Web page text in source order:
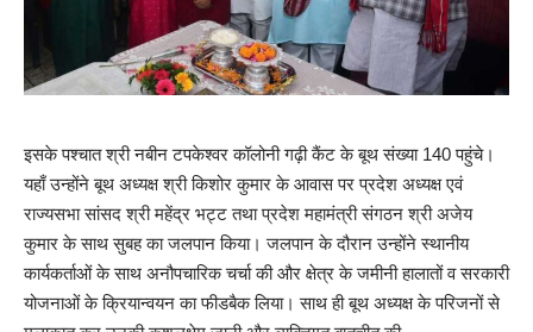
इसके पश्चात श्री नबीन टपकेश्वर कॉलोनी गढ़ी कैंट के बूथ संख्या 140 पहुंचे।
यहाँ उन्होंने बूथ अध्यक्ष श्री किशोर कुमार के आवास पर प्रदेश अध्यक्ष एवं
राज्यसभा सांसद श्री महेंद्र भट्ट तथा प्रदेश महामंत्री संगठन श्री अजेय
कुमार के साथ सुबह का जलपान किया। जलपान के दौरान उन्होंने स्थानीय
कार्यकर्ताओं के साथ अनौपचारिक चर्चा की और क्षेत्र के जमीनी हालातों व सरकारी
योजनाओं के क्रियान्वयन का फीडबैक लिया। साथ ही बूथ अध्यक्ष के परिजनों से